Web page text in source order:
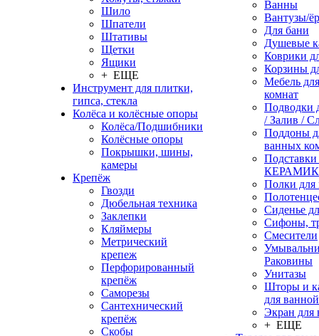
Шило
Шпатели
Штативы
Щетки
Ящики
+ ЕЩЕ
Инструмент для плитки,
гипса, стекла
Колёса и колёсные опоры
Колёса/Подшибники
Колёсные опоры
Покрышки, шины,
камеры
Крепёж
Гвозди
Дюбельная техника
Заклепки
Кляймеры
Метрический
крепеж
Перфорированный
крепёж
Саморезы
Сантехнический
крепёж
Скобы
Ванны
Вантузы/
Для бани
Душевые
Коврики
Корзины
Мебель
комнат
Подводки
/ Залив /
Поддоны
ванных
Полки для
Сиденье
Сифоны,
Смесители
Раковины
Унитазы
Шторы и
для ванной
Экран для
+ ЕЩЕ